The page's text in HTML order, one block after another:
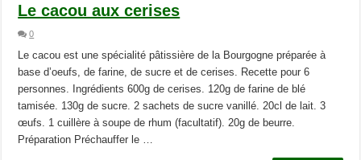
Le cacou aux cerises
0
Le cacou est une spécialité pâtissière de la Bourgogne préparée à
base d’oeufs, de farine, de sucre et de cerises. Recette pour 6
personnes. Ingrédients 600g de cerises. 120g de farine de blé
tamisée. 130g de sucre. 2 sachets de sucre vanillé. 20cl de lait. 3
œufs. 1 cuillère à soupe de rhum (facultatif). 20g de beurre.
Préparation Préchauffer le …